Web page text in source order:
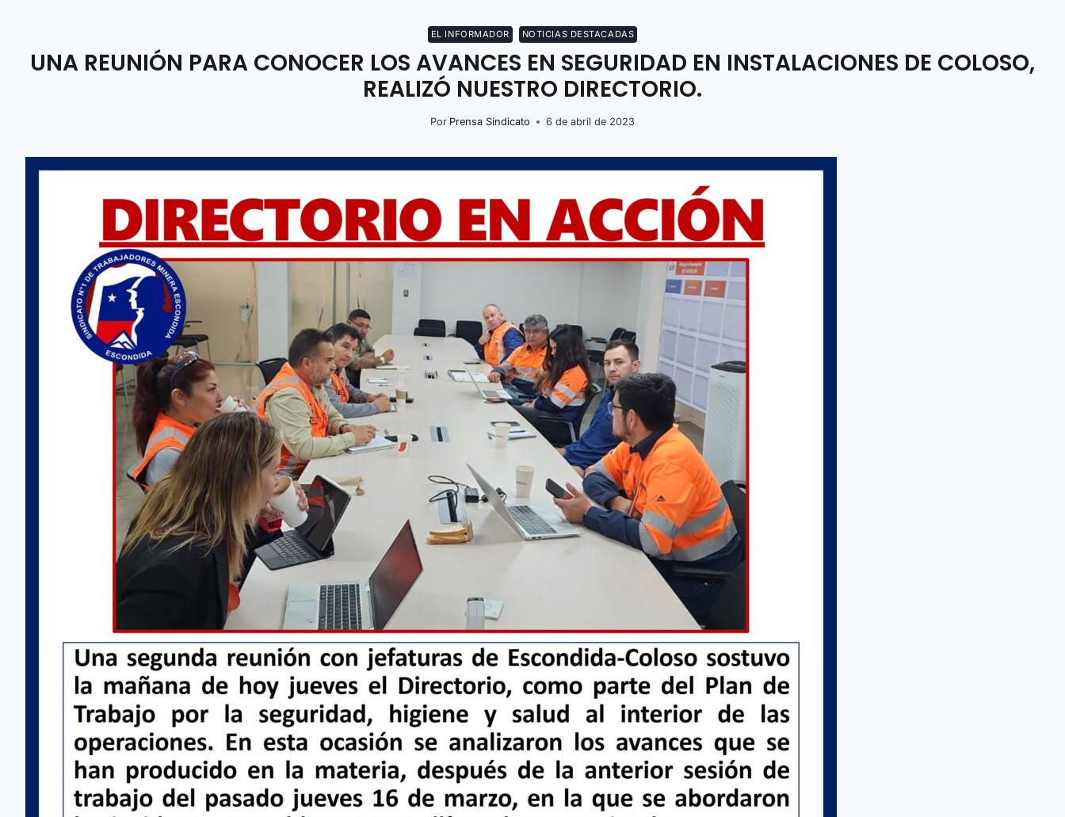
EL INFORMADOR NOTICIAS DESTACADAS
UNA REUNIÓN PARA CONOCER LOS AVANCES EN SEGURIDAD EN INSTALACIONES DE COLOSO,
REALIZÓ NUESTRO DIRECTORIO.
Por Prensa Sindicato 6 de abril de 2023